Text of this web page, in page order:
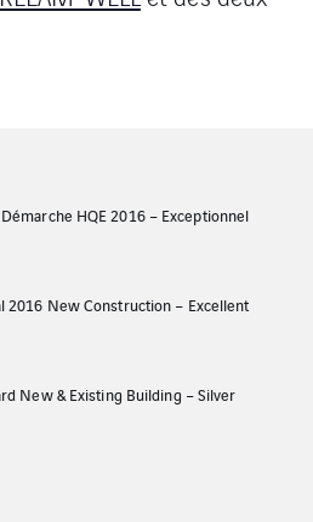
HQE 2016 – Exceptionnel
2016 New Construction – Excellent
New & Existing Building – Silver